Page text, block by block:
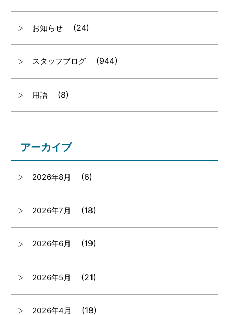
お知らせ (24)
スタッフブログ (944)
用語 (8)
アーカイブ
2026年8月 (6)
2026年7月 (18)
2026年6月 (19)
2026年5月 (21)
2026年4月 (18)